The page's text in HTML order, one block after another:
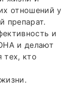
отношений у
препарат.
и
и делают
тех, кто